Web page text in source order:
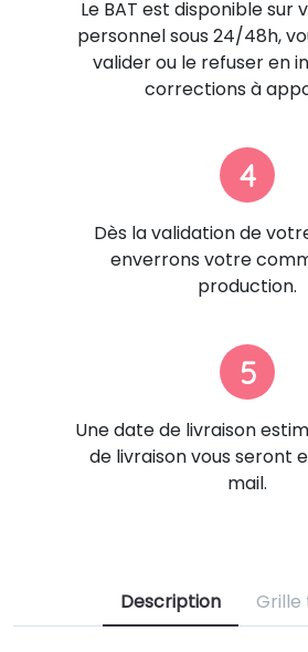
Le BAT est disponible sur
personnel sous 24/48h,
valider ou le refuser en
corrections à
4
Dès la validation de
enverrons votre
production.
5
Une date de livraison
de livraison vous seront
mail.
Description Grille